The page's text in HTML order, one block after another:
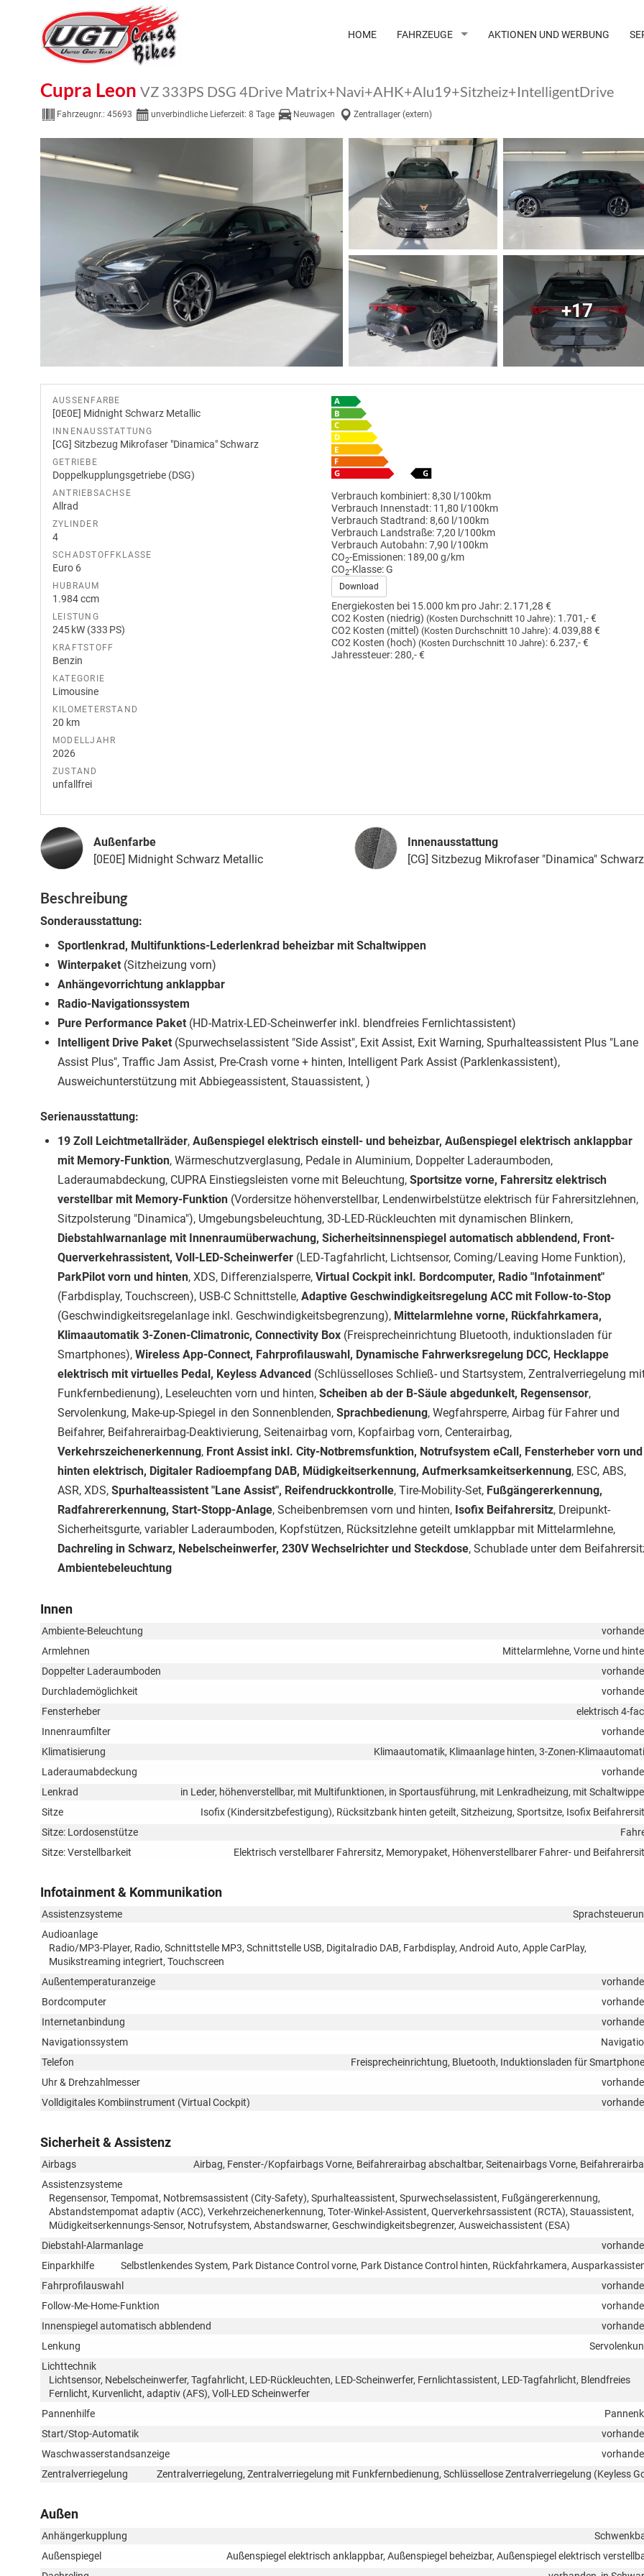
HOME FAHRZEUGE AKTIONEN UND WERBUNG
Cupra Leon VZ 333PS DSG 4Drive Matrix+Navi+AHK+Alu19+Sitzheiz+IntelligentDrive
Fahrzeugnr.: 45693 unverbindliche Lieferzeit: 8 Tage Neuwagen Zentrallager (extern)
+17
AUSSENFARBE
[0E0E] Midnight Schwarz Metallic
INNENAUSSTATTUNG
[CG] Sitzbezug Mikrofaser "Dinamica" Schwarz
GETRIEBE
Doppelkupplungsgetriebe (DSG)
ANTRIEBSACHSE
Allrad
ZYLINDER
4
SCHADSTOFFKLASSE
Euro 6
HUBRAUM
1.984 ccm
LEISTUNG
245 kW (333 PS)
KRAFTSTOFF
Benzin
KATEGORIE
Limousine
KILOMETERSTAND
20 km
MODELLJAHR
2026
ZUSTAND
unfallfrei
Verbrauch kombiniert:8,30 l/100km
Verbrauch Innenstadt: 11,80 l/100km
Verbrauch Stadtrand:8,60 l/100km
Verbrauch Landstraße:7,20 l/100km
Verbrauch Autobahn:7,90 l/100km
CO2-Emissionen: 189,00 g/km
CO2-Klasse:G
Download
Energiekosten bei 15.000 km pro Jahr:2.171,28 €
CO2 Kosten (niedrig) (Kosten Durchschnitt 10 Jahre): 1.701,- €
CO2 Kosten (mittel) (Kosten Durchschnitt 10 Jahre):4.039,88 €
CO2 Kosten (hoch) (Kosten Durchschnitt 10 Jahre): 6.237,- €
Jahressteuer:280,- €
Außenfarbe
[0E0E] Midnight Schwarz Metallic
Innenausstattung
Innenausstattung
[CG] Sitzbezug Mikrofaser "Dinamica" Schwarz
Beschreibung
Sonderausstattung:
Sportlenkrad, Multifunktions-Lederlenkrad beheizbar mit Schaltwippen
Winterpaket (Sitzheizung vorn)
Anhängevorrichtung anklappbar
Radio-Navigationssystem
Pure Performance Paket (HD-Matrix-LED-Scheinwerfer inkl. blendfreies Fernlichtassistent)
Intelligent Drive Paket (Spurwechselassistent "Side Assist", Exit Assist, Exit Warning, Spurhalteassistent Plus "Lane
Assist Plus", Traffic Jam Assist, Pre-Crash vorne + hinten, Intelligent Park Assist (Parklenkassistent),
Ausweichunterstützung mit Abbiegeassistent, Stauassistent, )
Serienausstattung:
19 Zoll Leichtmetallräder, Außenspiegel elektrisch einstell- und beheizbar, Außenspiegel elektrisch anklappbar
mit Memory-Funktion, Wärmeschutzverglasung, Pedale in Aluminium, Doppelter Laderaumboden,
Laderaumabdeckung, CUPRA Einstiegsleisten vorne mit Beleuchtung, Sportsitze vorne, Fahrersitz elektrisch
verstellbar mit Memory-Funktion (Vordersitze höhenverstellbar, Lendenwirbelstütze elektrisch für Fahrersitzlehnen,
Sitzpolsterung "Dinamica"), Umgebungsbeleuchtung, 3D-LED-Rückleuchten mit dynamischen Blinkern,
Diebstahlwarnanlage mit Innenraumüberwachung, Sicherheitsinnenspiegel automatisch abblendend, Front-
Querverkehrassistent, Voll-LED-Scheinwerfer (LED-Tagfahrlicht, Lichtsensor, Coming/Leaving Home Funktion),
ParkPilot vorn und hinten, XDS, Differenzialsperre, Virtual Cockpit inkl. Bordcomputer, Radio "Infotainment"
(Farbdisplay, Touchscreen), USB-C Schnittstelle, Adaptive Geschwindigkeitsregelung ACC mit Follow-to-Stop
(Geschwindigkeitsregelanlage inkl. Geschwindigkeitsbegrenzung), Mittelarmlehne vorne, Rückfahrkamera,
Klimaautomatik 3-Zonen-Climatronic, Connectivity Box (Freisprecheinrichtung Bluetooth, induktionsladen für
Smartphones), Wireless App-Connect, Fahrprofilauswahl, Dynamische Fahrwerksregelung DCC, Hecklappe
elektrisch mit virtuelles Pedal, Keyless Advanced (Schlüsselloses Schließ- und Startsystem, Zentralverriegelung
Funkfernbedienung), Leseleuchten vorn und hinten, Scheiben ab der B-Säule abgedunkelt, Regensensor,
Servolenkung, Make-up-Spiegel in den Sonnenblenden, Sprachbedienung, Wegfahrsperre, Airbag für Fahrer und
Beifahrer, Beifahrerairbag-Deaktivierung, Seitenairbag vorn, Kopfairbag vorn, Centerairbag,
Verkehrszeichenerkennung, Front Assist inkl. City-Notbremsfunktion, Notrufsystem eCall, Fensterheber vorn und
hinten elektrisch, Digitaler Radioempfang DAB, Müdigkeitserkennung, Aufmerksamkeitserkennung, ESC, ABS,
ASR, XDS, Spurhalteassistent "Lane Assist", Reifendruckkontrolle, Tire-Mobility-Set, Fußgängererkennung,
Radfahrererkennung, Start-Stopp-Anlage, Scheibenbremsen vorn und hinten, Isofix Beifahrersitz, Dreipunkt-
Sicherheitsgurte, variabler Laderaumboden, Kopfstützen, Rücksitzlehne geteilt umklappbar mit Mittelarmlehne,
Dachreling in Schwarz, Nebelscheinwerfer, 230V Wechselrichter und Steckdose, Schublade unter dem
Ambientebeleuchtung
Innen
Ambiente-Beleuchtung
Armlehnen
Mittelarmlehne, Vorne und
Doppelter Laderaumboden
Durchlademöglichkeit
Fensterheber
elektrisch 4-
Innenraumfilter
Klimatisierung
Klimaautomatik, Klimaanlage hinten, 3-Zonen-
Laderaumabdeckung
Lenkrad
in Leder, höhenverstellbar, mit Multifunktionen, in Sportausführung, mit Lenkradheizung, mit
Sitze
Isofix (Kindersitzbefestigung), Rücksitzbank hinten geteilt, Sitzheizung, Sportsitze, Isofix
Sitze: Lordosenstütze
Sitze: Verstellbarkeit
Elektrisch verstellbarer Fahrersitz, Memorypaket, Höhenverstellbarer Fahrer- und
Infotainment & Kommunikation
Assistenzsysteme
Audioanlage
Radio/MP3-Player, Radio, Schnittstelle MP3, Schnittstelle USB, Digitalradio DAB, Farbdisplay, Android Auto, Apple CarPlay,
Musikstreaming integriert, Touchscreen
Außentemperaturanzeige
Bordcomputer
Internetanbindung
Navigationssystem
Telefon
Freisprecheinrichtung, Bluetooth, Induktionsladen für
Uhr & Drehzahlmesser
Volldigitales Kombiinstrument (Virtual Cockpit)
Sicherheit & Assistenz
Airbags
Airbag, Fenster-/Kopfairbags Vorne, Beifahrerairbag abschaltbar, Seitenairbags Vorne,
Assistenzsysteme
Regensensor, Tempomat, Notbremsassistent (City-Safety), Spurhalteassistent, Spurwechselassistent, Fußgängererkennung,
Abstandstempomat adaptiv (ACC), Verkehrzeichenerkennung, Toter-Winkel-Assistent, Querverkehrsassistent (RCTA), Stauassistent,
Müdigkeitserkennungs-Sensor, Notrufsystem, Abstandswarner, Geschwindigkeitsbegrenzer, Ausweichassistent (ESA)
Diebstahl-Alarmanlage
Einparkhilfe
Selbstlenkendes System, Park Distance Control vorne, Park Distance Control hinten, Rückfahrkamera,
Fahrprofilauswahl
Follow-Me-Home-Funktion
Innenspiegel automatisch abblendend
Lenkung
Lichttechnik
Lichtsensor, Nebelscheinwerfer, Tagfahrlicht, LED-Rückleuchten, LED-Scheinwerfer, Fernlichtassistent, LED-Tagfahrlicht, Blendfreies
Fernlicht, Kurvenlicht, adaptiv (AFS), Voll-LED Scheinwerfer
Pannenhilfe
Start/Stop-Automatik
Waschwasserstandsanzeige
Zentralverriegelung
Zentralverriegelung, Zentralverriegelung mit Funkfernbedienung, Schlüssellose Zentralverriegelung (Keyless
Außen
Anhängerkupplung
Außenspiegel
Außenspiegel elektrisch anklappbar, Außenspiegel beheizbar, Außenspiegel elektrisch